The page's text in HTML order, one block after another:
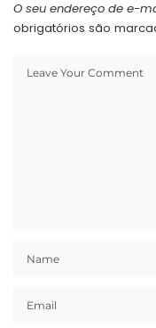
O seu endereço de e-
obrigatórios são